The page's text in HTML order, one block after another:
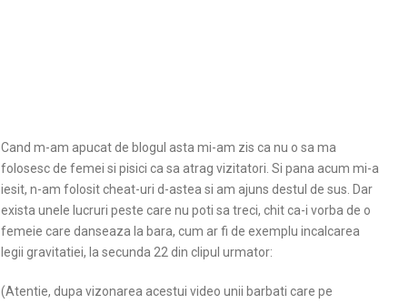
Cand m-am apucat de blogul asta mi-am zis ca nu o sa ma
folosesc de femei si pisici ca sa atrag vizitatori. Si pana acum mi-a
iesit, n-am folosit cheat-uri d-astea si am ajuns destul de sus. Dar
exista unele lucruri peste care nu poti sa treci, chit ca-i vorba de o
femeie care danseaza la bara, cum ar fi de exemplu incalcarea
legii gravitatiei, la secunda 22 din clipul urmator:
(Atentie, dupa vizonarea acestui video unii barbati care pe